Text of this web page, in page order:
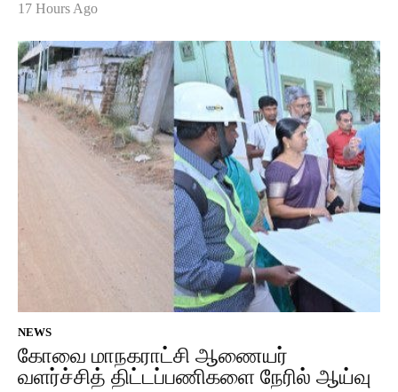
17 Hours Ago
NEWS
கோவை மாநகராட்சி ஆணையர்
வளர்ச்சித் திட்டப்பணிகளை நேரில் ஆய்வு